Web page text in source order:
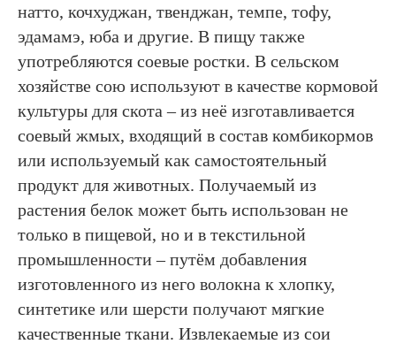
натто, кочхуджан, твенджан, темпе, тофу,
эдамамэ, юба и другие. В пищу также
употребляются соевые ростки. В сельском
хозяйстве сою используют в качестве кормовой
культуры для скота – из неё изготавливается
соевый жмых, входящий в состав комбикормов
или используемый как самостоятельный
продукт для животных. Получаемый из
растения белок может быть использован не
только в пищевой, но и в текстильной
промышленности – путём добавления
изготовленного из него волокна к хлопку,
синтетике или шерсти получают мягкие
качественные ткани. Извлекаемые из сои